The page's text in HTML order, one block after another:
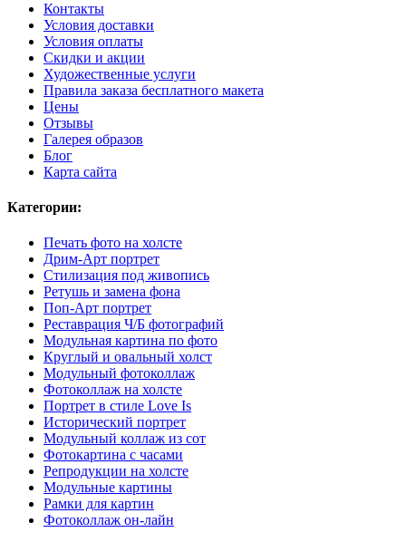
Контакты
Условия доставки
Условия оплаты
Скидки и акции
Художественные услуги
Правила заказа бесплатного макета
Цены
Отзывы
Галерея образов
Блог
Карта сайта
Категории:
Печать фото на холсте
Дрим-Арт портрет
Стилизация под живопись
Ретушь и замена фона
Поп-Арт портрет
Реставрация Ч/Б фотографий
Модульная картина по фото
Круглый и овальный холст
Модульный фотоколлаж
Фотоколлаж на холсте
Портрет в стиле Love Is
Исторический портрет
Модульный коллаж из сот
Фотокартина с часами
Репродукции на холсте
Модульные картины
Рамки для картин
Фотоколлаж он-лайн